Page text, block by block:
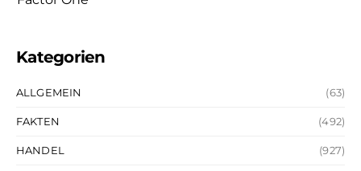
Kategorien
ALLGEMEIN (63)
FAKTEN (492)
HANDEL (927)